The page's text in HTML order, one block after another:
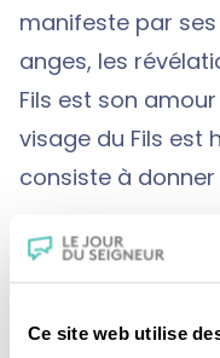
Ce site web utilise
manifeste par ses
anges, les
Fils est son
visage du Fils est
consiste à
C’est la véritable